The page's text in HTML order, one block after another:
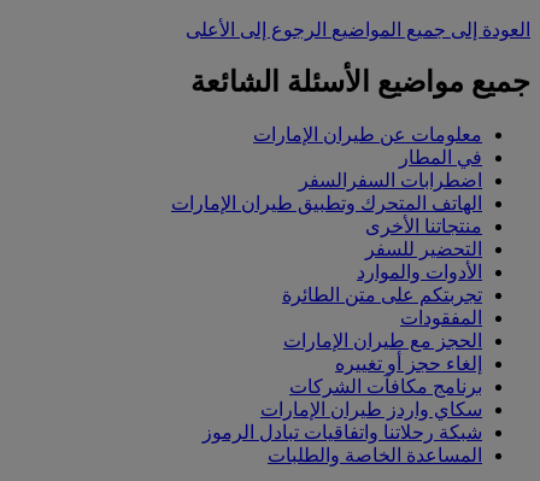
العودة إلى جميع المواضيع الرجوع إلى الأعلى
جميع مواضيع الأسئلة الشائعة
معلومات عن طيران الإمارات
في المطار
اضطرابات السفرالسفر
الهاتف المتحرك وتطبيق طيران الإمارات
منتجاتنا الأخرى
التحضير للسفر
الأدوات والموارد
تجربتكم على متن الطائرة
المفقودات
الحجز مع طيران الإمارات
إلغاء حجز أو تغييره
برنامج مكافآت الشركات
سكاي واردز طيران الإمارات
شبكة رحلاتنا واتفاقيات تبادل الرموز
المساعدة الخاصة والطلبات